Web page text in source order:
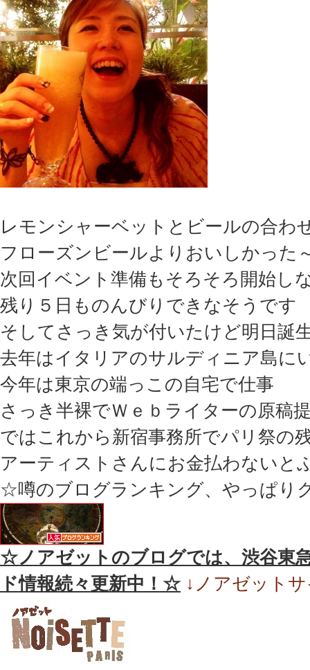
レモンシャーベットとビールの合
フローズンビールよりおいしかった
次回イベント準備もそろそろ開始し
残り５日ものんびりできなそうで
そしてさっき気が付いたけど明日誕
去年はイタリアのサルディニア島に
今年は東京の端っこの自宅で仕事
さっき半裸でＷｅｂライターの原稿
ではこれから新宿事務所でパリ祭の
アーティストさんにお金払わないと
☆噂のブログランキング、やっぱり
☆ノアゼットのブログでは、渋谷東
ド情報続々更新中！☆ ↓ノアゼット